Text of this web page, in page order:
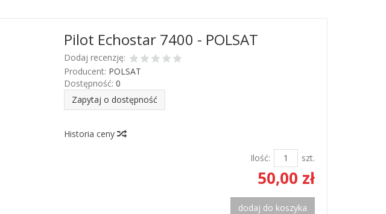
Pilot Echostar 7400 - POLSAT
Dodaj recenzję:
Producent: POLSAT
Dostępność: 0
Zapytaj o dostępność
Historia ceny
Ilość: szt.
50,00 zł
dodaj do koszyka